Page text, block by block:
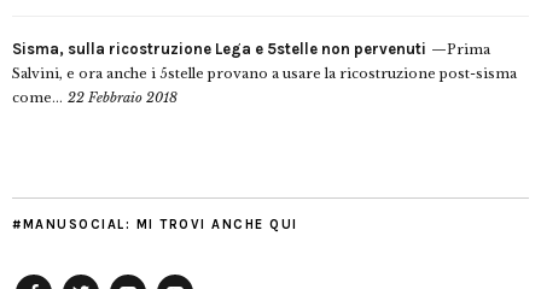
Sisma, sulla ricostruzione Lega e 5stelle non pervenuti
Prima
Salvini, e ora anche i 5stelle provano a usare la ricostruzione post-sisma
come... 22 Febbraio 2018
#MANUSOCIAL: MI TROVI ANCHE QUI